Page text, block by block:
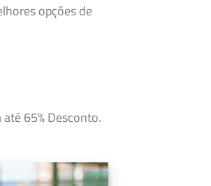
opções de
65% Desconto.